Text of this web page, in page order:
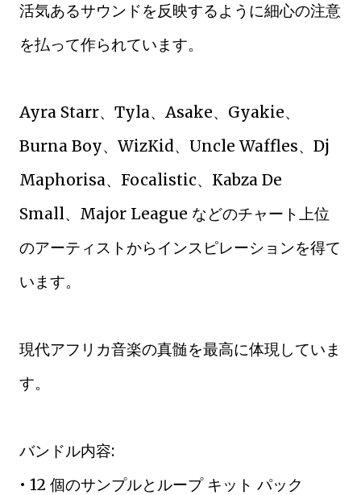
活気あるサウンドを反映するように細心の注意
を払って作られています。
Ayra Starr、Tyla、Asake、Gyakie、
Burna Boy、WizKid、Uncle Waffles、Dj
Maphorisa、Focalistic、Kabza De
Small、Major League などのチャート上位
のアーティストからインスピレーションを得て
います。
現代アフリカ音楽の真髄を最高に体現していま
す。
バンドル内容:
• 12 個のサンプルとループ キット パック